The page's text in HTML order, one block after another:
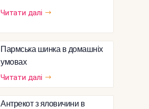
Читати далі
Пармська шинка в домашніх
умовах
Читати далі
Антрекот з яловичини в